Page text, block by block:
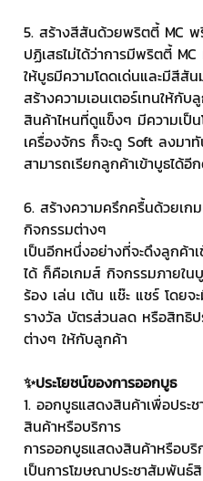
5. สร้างสีสันด้วยพริตตี้ MC พ
ปฏิเสธไม่ได้ว่าการมีพริตตี้
ให้บูธมีความโดดเด่นและมีสีสั
สร้างความเอนเตอร์เทนให้กับ
สินค้าไหนที่ดูแข็งๆ มีความเป็น
เครื่องจักร ก็จะดู Soft ลงมา
สามารถเรียกลูกค้าเข้าบูธได้อี
6. สร้างความครึกครื้นด้วยเก
กิจกรรมต่างๆ
เป็นอีกหนึ่งอย่างที่จะดึงลูกค้า
ได้ ก็คือเกมส์ กิจกรรมภายใน
ร้อง เล่น เต้น แช๊ะ แชร์ โดยจ
รางวัล บัตรส่วนลด หรือสิทธิป
ต่างๆ ให้กับลูกค้า
✨ประโยชน์ของการออกบูธ
1. ออกบูธแสดงสินค้าเพื่อประ
สินค้าหรือบริการ
การออกบูธแสดงสินค้าหรือบริ
เป็นการโฆษณาประชาสัมพันธ์